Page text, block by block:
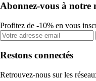
Abonnez-vous à notre
Profitez de -10% en vous
Restons connectés
Retrouvez-nous sur les